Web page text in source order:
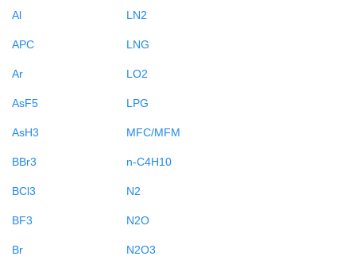
Al
APC
Ar
AsF5
AsH3
BBr3
BCl3
BF3
Br
LN2
LNG
LO2
LPG
MFC/MFM
n-C4H10
N2
N2O
N2O3